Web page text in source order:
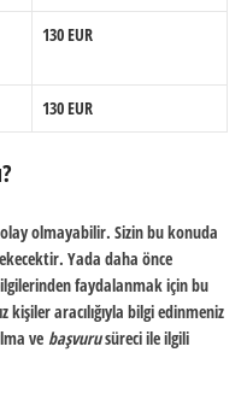
130 EUR
130 EUR
olmayabilir. Sizin bu konuda
Yada daha önce
faydalanmak için bu
kişiler aracılığıyla bilgi edinmeniz
ve başvurusüreci ile ilgili